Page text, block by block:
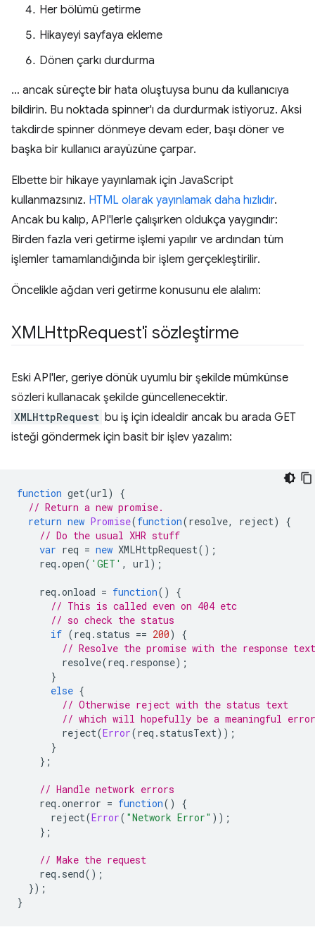
Her bölümü getirme
Hikayeyi sayfaya ekleme
Dönen çarkı durdurma
… ancak süreçte bir hata oluştuysa bunu da kullanıcıya
bildirin. Bu noktada spinner'ı da durdurmak istiyoruz. Aksi
takdirde spinner dönmeye devam eder, başı döner ve
başka bir kullanıcı arayüzüne çarpar.
Elbette bir hikaye yayınlamak için JavaScript
kullanmazsınız. HTML olarak yayınlamak daha hızlıdır.
Ancak bu kalıp, API'lerle çalışırken oldukça yaygındır:
Birden fazla veri getirme işlemi yapılır ve ardından tüm
işlemler tamamlandığında bir işlem gerçekleştirilir.
Öncelikle ağdan veri getirme konusunu ele alalım:
XMLHttpRequest'i sözleştirme
Eski API'ler, geriye dönük uyumlu bir şekilde mümkünse
sözleri kullanacak şekilde güncellenecektir.
XMLHttpRequest bu iş için idealdir ancak bu arada GET
isteği göndermek için basit bir işlev yazalım:
function get(url)
{
// Return a new promise.
return new Promise(function(resolve, reject)
{
// Do the usual XHR stuff
var req = new XMLHttpRequest();
req .open( 'GET' , url);
req .onload = function()
{
// This is called even on 404 etc
// so check the status
if (req . status == 200)
{
// Resolve the promise with the response text
resolve(req . response);
}
else {
// Otherwise reject with the status text
// which will hopefully be a meaningful error
reject(Error(req . statusText));
}
};
// Handle network errors
req .onerror = function()
{
reject(Error( "Network Error" ));
};
// Make the request
req . send();
});
}